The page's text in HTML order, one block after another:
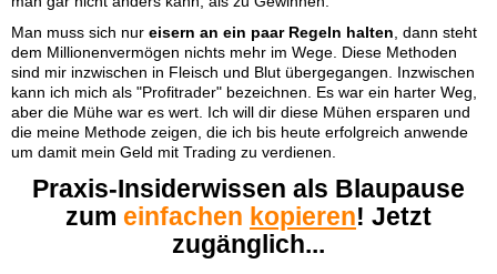
Man muss sich nur eisern an ein paar Regeln halten , dann steht
dem Millionenvermögen nichts mehr im Wege. Diese Methoden
sind mir inzwischen in Fleisch und Blut übergegangen. Inzwischen
kann ich mich als "Profitrader" bezeichnen. Es war ein harter Weg,
aber die Mühe war es wert. Ich will dir diese Mühen ersparen und
die meine Methode zeigen, die ich bis heute erfolgreich anwende
um damit mein Geld mit Trading zu verdienen.
Praxis-Insiderwissen als Blaupause
zum einfachen kopieren! Jetzt
zugänglich...